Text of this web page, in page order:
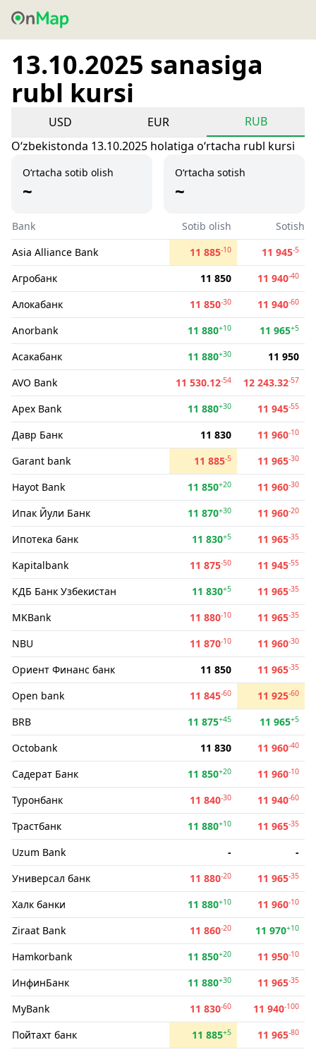
13.10.2025 sanasiga
rubl kursi
USD EUR
RUB
Oʻzbekistonda 13.10.2025 holatiga oʻrtacha rubl kursi
O‘rtacha sotib olish
~
O‘rtacha sotish
~
Bank Sotib olish
Sotish
Asia Alliance Bank
11 885-10 11 945-5
Агробанк 11 850 11 940-40
Алокабанк 11 850-30 11 940-60
Anorbank 11 880+10 11 965+5
Асакабанк 11 880+30
11 950
AVO Bank
11 530.12-54 12 243.32-57
Apex Bank 11 880+30 11 945-55
Давр Банк 11 830 11 960-10
Garant bank 11 885-5 11 965-30
Hayot Bank 11 850+20 11 960-30
Ипак Йули Банк 11 870+30 11 960-20
Ипотека банк 11 830+5 11 965-35
Kapitalbank 11 875-50 11 945-55
КДБ Банк Узбекистан 11 830+5 11 965-35
MKBank 11 880-10 11 965-35
NBU 11 870-10 11 960-30
Ориент Финанс банк 11 850 11 965-35
Open bank 11 845-60 11 925-60
BRB 11 875+45 11 965+5
Octobank 11 830 11 960-40
Садерат Банк 11 850+20 11 960-10
Туронбанк 11 840-30 11 940-60
Трастбанк 11 880+10 11 965-35
Uzum Bank -
-
Универсал банк
11 880-20 11 965-35
Халк банки 11 880+10 11 960-10
Ziraat Bank 11 860-20 11 970+10
Hamkorbank 11 850+20 11 950-10
ИнфинБанк 11 880+30 11 965-35
MyBank 11 830-60 11 940-100
Пойтахт банк 11 885+5 11 965-80